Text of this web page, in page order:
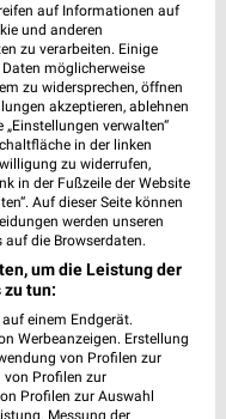
AB FREITAG
auf Informationen auf
und anderen
zu verarbeiten. Einige
möglicherweise
zu widersprechen, öffnen
akzeptieren, ablehnen
verwalten“
in der linken
zu widerrufen,
in der Fußzeile der Website
Auf dieser Seite können
werden unseren
die Browserdaten.
um die Leistung der
zu tun:
einem Endgerät.
Werbeanzeigen. Erstellung
von Profilen zur
von Profilen zur
Profilen zur Auswahl
Messung der